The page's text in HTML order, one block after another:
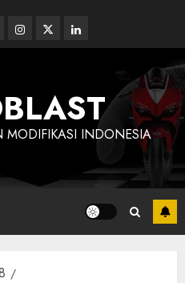
Instagram
Twitterlinkedin
MODIFIKASI INDONESIA